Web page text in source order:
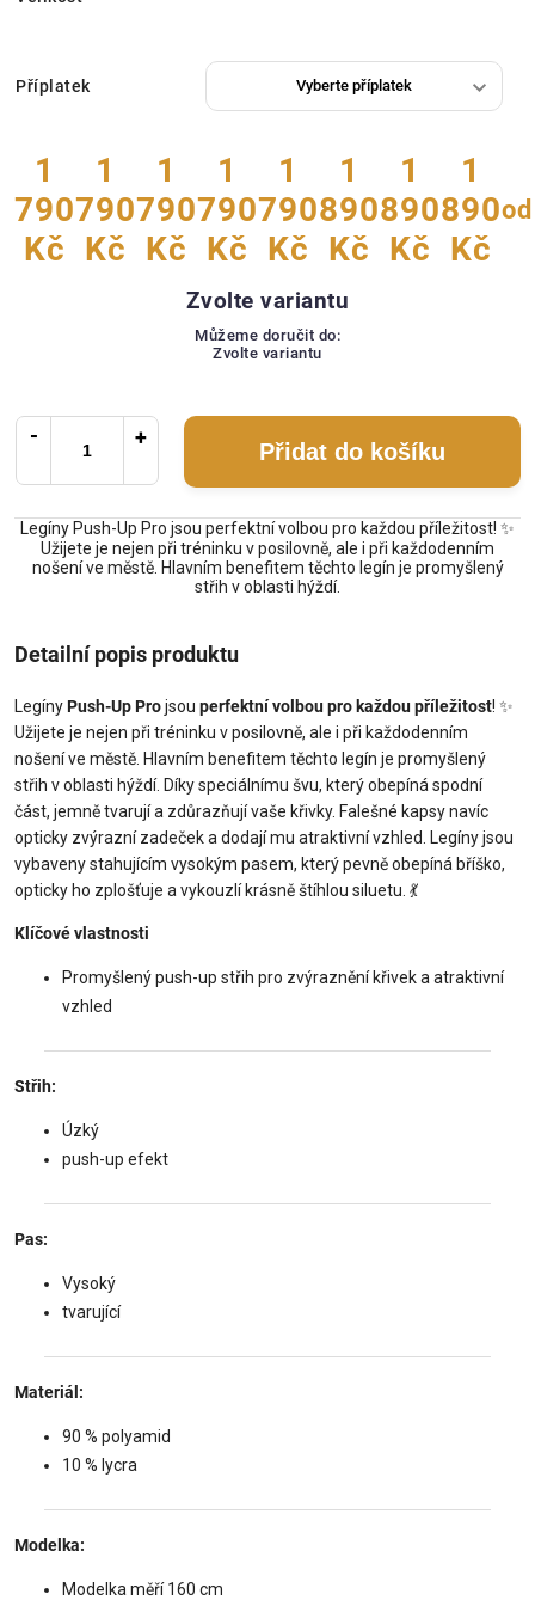
Příplatek
1
790
Kč
1
790
Kč
1
790
Kč
1
790
Kč
1
790
Kč
1
890
Kč
1
890
Kč
1
890
Kč
od
Zvolte variantu
Můžeme doručit do:
Zvolte variantu
Přidat do košíku
Legíny Push-Up Pro jsou perfektní volbou pro každou příležitost! ✨
Užijete je nejen při tréninku v posilovně, ale i při každodenním
nošení ve městě. Hlavním benefitem těchto legín je promyšlený
střih v oblasti hýždí.
Detailní popis produktu
LegínyPush-Up Projsou perfektní volbou pro každou příležitost! ✨
Užijete je nejen při tréninku v posilovně, ale i při každodenním
nošení ve městě. Hlavním benefitem těchto legín je promyšlený
střih v oblasti hýždí. Díky speciálnímu švu, který obepíná spodní
část, jemně tvarují a zdůrazňují vaše křivky. Falešné kapsy navíc
opticky zvýrazní zadeček a dodají mu atraktivní vzhled. Legíny jsou
vybaveny stahujícím vysokým pasem, který pevně obepíná bříško,
opticky ho zplošťuje a vykouzlí krásně štíhlou siluetu. 💃
Klíčové vlastnosti
Promyšlený push-up střih pro zvýraznění křivek a atraktivní
vzhled
Střih:
Úzký
push-up efekt
Pas:
Vysoký
tvarující
Materiál:
90 % polyamid
10 % lycra
Modelka:
Modelka měří 160 cm